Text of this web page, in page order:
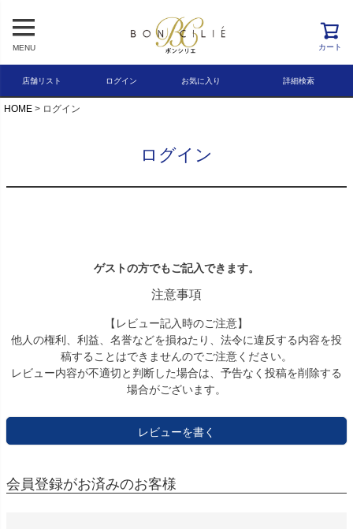
MENU カート
店舗リスト ログイン お気に入り 詳細検索
検索
HOME ログイン
ログイン
ゲストの方でもご記入できます。
注意事項
【レビュー記入時のご注意】
他人の権利、利益、名誉などを損ねたり、法令に違反する内容を投
稿することはできませんのでご注意ください。
レビュー内容が不適切と判断した場合は、予告なく投稿を削除する
場合がございます。
レビューを書く
会員登録がお済みのお客様